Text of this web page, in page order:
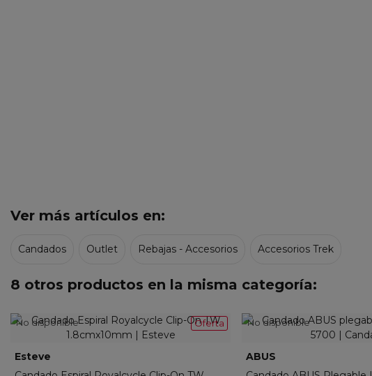
Ver más artículos en:
Candados Outlet Rebajas - Accesorios Accesorios Trek
8 otros productos en la misma categoría:
Oferta
No disponible
Esteve
No disponible
ABUS